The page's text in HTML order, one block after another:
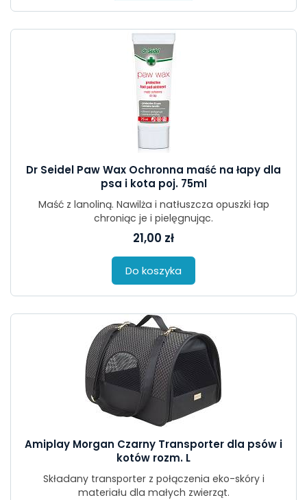
Dr Seidel Paw Wax Ochronna maść na łapy dla
psa i kota poj. 75ml
Maść z lanoliną. Nawilża i natłuszcza opuszki łap
chroniąc je i pielęgnując.
21,00 zł
Do koszyka
Amiplay Morgan Czarny Transporter dla psów i
kotów rozm. L
Składany transporter z połączenia eko-skóry i
materiału dla małych zwierząt.